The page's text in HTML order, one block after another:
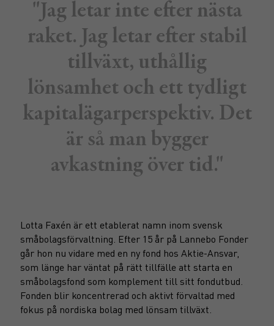
"Jag letar inte efter nästa
raket. Jag letar efter stabil
tillväxt, uthållig
lönsamhet och ett tydligt
kapitalägarperspektiv. Det
är så man bygger
avkastning över tid."
Lotta Faxén är ett etablerat namn inom svensk
småbolagsförvaltning. Efter 15 år på Lannebo Fonder
går hon nu vidare med en ny fond hos Aktie-Ansvar,
som länge har väntat på rätt tillfälle att starta en
småbolagsfond som komplement till sitt fondutbud.
Fonden blir koncentrerad och aktivt förvaltad med
fokus på nordiska bolag med lönsam tillväxt.